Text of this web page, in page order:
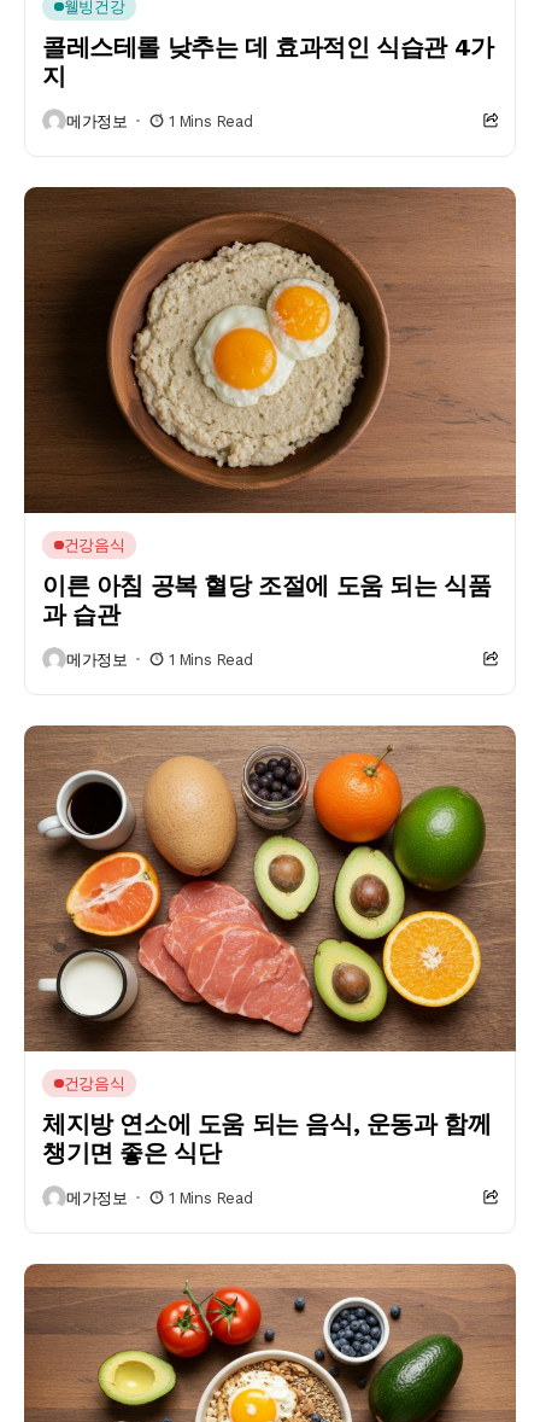
웰빙건강
콜레스테롤 낮추는 데 효과적인 식습관 4가
지
메가정보 1 Mins Read
건강음식
이른 아침 공복 혈당 조절에 도움 되는 식품
과 습관
메가정보 1 Mins Read
건강음식
체지방 연소에 도움 되는 음식, 운동과 함께
챙기면 좋은 식단
메가정보 1 Mins Read